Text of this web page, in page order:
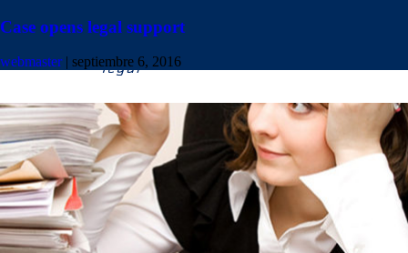
Case opens legal support
webmaster | septiembre 6, 2016